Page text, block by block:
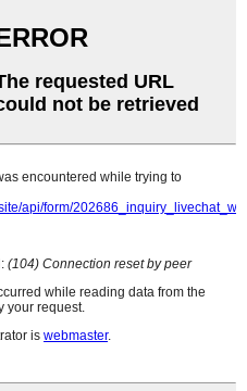
Swahili
Tajik
Telugu
Ukrainian
Urdu
Welsh
Xhosa
Yiddish
Tatar